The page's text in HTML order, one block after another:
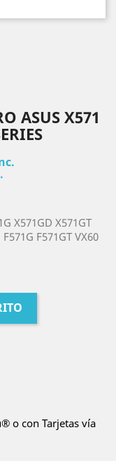
ASUS X571
X571GD X571GT
F571GT VX60
o con Tarjetas vía